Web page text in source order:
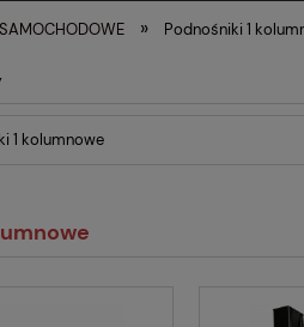
» Podnośniki 1
1 kolumnowe